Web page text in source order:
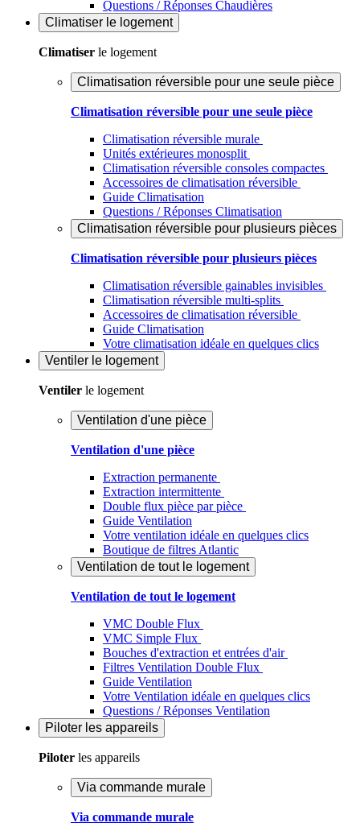
Questions / Réponses Chaudières
Climatiser le logement
Climatiser le logement
Climatisation réversible pour une seule pièce
Climatisation réversible pour une seule pièce
Climatisation réversible murale
Unités extérieures monosplit
Climatisation réversible consoles compactes
Accessoires de climatisation réversible
Guide Climatisation
Questions / Réponses Climatisation
Climatisation réversible pour plusieurs pièces
Climatisation réversible pour plusieurs pièces
Climatisation réversible gainables invisibles
Climatisation réversible multi-splits
Accessoires de climatisation réversible
Guide Climatisation
Votre climatisation idéale en quelques clics
Ventiler le logement
Ventiler le logement
Ventilation d'une pièce
Ventilation d'une pièce
Extraction permanente
Extraction intermittente
Double flux pièce par pièce
Guide Ventilation
Votre ventilation idéale en quelques clics
Boutique de filtres Atlantic
Ventilation de tout le logement
Ventilation de tout le logement
VMC Double Flux
VMC Simple Flux
Bouches d'extraction et entrées d'air
Filtres Ventilation Double Flux
Guide Ventilation
Votre Ventilation idéale en quelques clics
Questions / Réponses Ventilation
Piloter les appareils
Piloter les appareils
Via commande murale
Via commande murale